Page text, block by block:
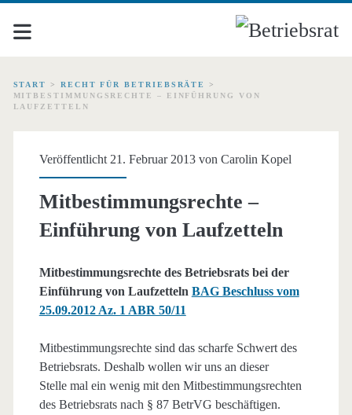
START > RECHT FÜR BETRIEBSRÄTE
>
MITBESTIMMUNGSRECHTE – EINFÜHRUNG VON
LAUFZETTELN
Veröffentlicht 21. Februar 2013 von Carolin Kopel
Mitbestimmungsrechte –
Einführung von Laufzetteln
Mitbestimmungsrechte des Betriebsrats bei der
Einführung von Laufzetteln BAG Beschluss vom
25.09.2012 Az. 1 ABR 50/11
Mitbestimmungsrechte sind das scharfe Schwert des
Betriebsrats. Deshalb wollen wir uns an dieser
Stelle mal ein wenig mit den Mitbestimmungsrechten
des Betriebsrats nach § 87 BetrVG beschäftigen.